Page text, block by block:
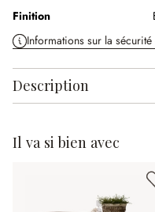
Finition
Informations sur la
Description
Il va si bien avec